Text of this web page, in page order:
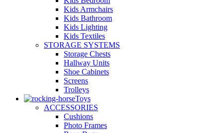
Kids Armchairs
Kids Bathroom
Kids Lighting
Kids Textiles
STORAGE SYSTEMS
Storage Chests
Hallway Units
Shoe Cabinets
Screens
Trolleys
Toys
ACCESSORIES
Cushions
Photo Frames